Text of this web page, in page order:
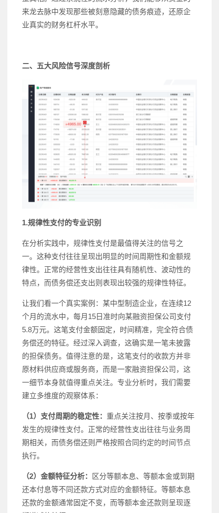
来龙去脉中发现那些被刻意隐藏的债务痕迹，还原企
业真实的财务杠杆水平。
二、五大风险信号深度剖析
1.规律性支付的专业识别
在分析实践中，规律性支付是最值得关注的信号之
一。这种支付往往呈现出明显的时间周期性和金额规
律性。正常的经营性支出往往具有随机性、波动性的
特点，而债务偿还支出则表现出较强的规律性特征。
让我们看一个真实案例：某中型制造企业，在连续12
个月的流水中，每月15日准时向某融资担保公司支付
5.8万元。这笔支付金额固定，时间精准，完全符合债
务偿还的特征。经过深入调查，这确实是一笔未披露
的担保债务。值得注意的是，这笔支付的收款方并非
原材料供应商或服务商，而是一家融资担保公司，这
一细节本身就值得重点关注。专业分析时，我们需要
建立多维度的观察体系：
（1）支付周期的稳定性： 重点关注按月、按季或按年
发生的规律性支付。正常的经营性支出往往与业务周
期相关，而债务偿还则严格按照合同约定的时间节点
执行。
（2）金额特征分析：
区分等额本息、等额本金或到期
还本付息等不同还款方式对应的金额特征。等额本息
还款的金额通常固定不变，而等额本金还款则呈现逐